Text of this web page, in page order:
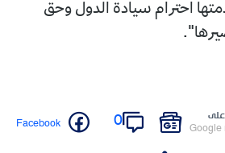
احترام سيادة الدول وحق
على
Google
0
Facebook